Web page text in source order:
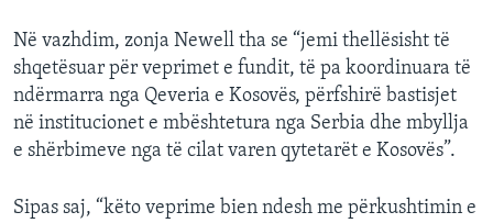
Në vazhdim, zonja Newell tha se “jemi thellësisht të
shqetësuar për veprimet e fundit, të pa koordinuara të
ndërmarra nga Qeveria e Kosovës, përfshirë bastisjet
në institucionet e mbështetura nga Serbia dhe mbyllja
e shërbimeve nga të cilat varen qytetarët e Kosovës”.
Sipas saj, “këto veprime bien ndesh me përkushtimin e